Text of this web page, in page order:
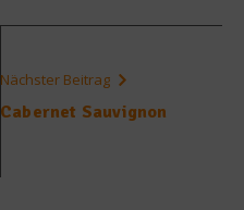
Nächster Beitrag
Cabernet Sauvignon